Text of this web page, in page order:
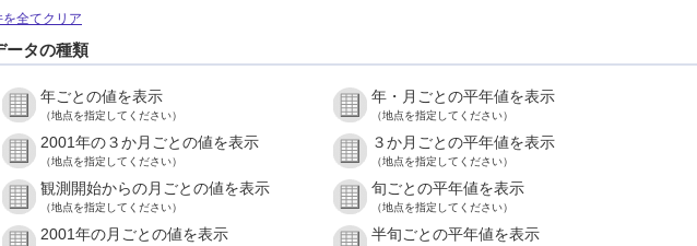
全てクリア
ータの種類
年ごとの値を表示
（地点を指定してください）
年・月ごとの平年値を表示
（地点を指定してください）
2001年の３か月ごとの値を表示
（地点を指定してください）
３か月ごとの平年値を表示
（地点を指定してください）
観測開始からの月ごとの値を表示
（地点を指定してください）
旬ごとの平年値を表示
（地点を指定してください）
2001年の月ごとの値を表示 半旬ごとの平年値を表示